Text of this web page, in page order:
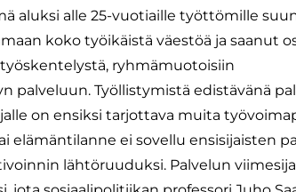
aluksi alle 25-vuotiaille työttömille
koko työikäistä väestöä ja saanut
ryhmämuotoisiin
Työllistymistä edistävänä
on ensiksi tarjottava muita
ei sovellu ensisijaisten
lähtöruuduksi. Palvelun